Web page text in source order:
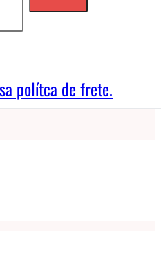
polítca de frete.